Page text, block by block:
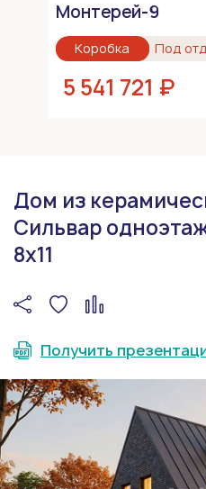
Монтерей-9
Коробка Под
5 541 721 ₽
Дом из
Сильвар
8x11
Получить